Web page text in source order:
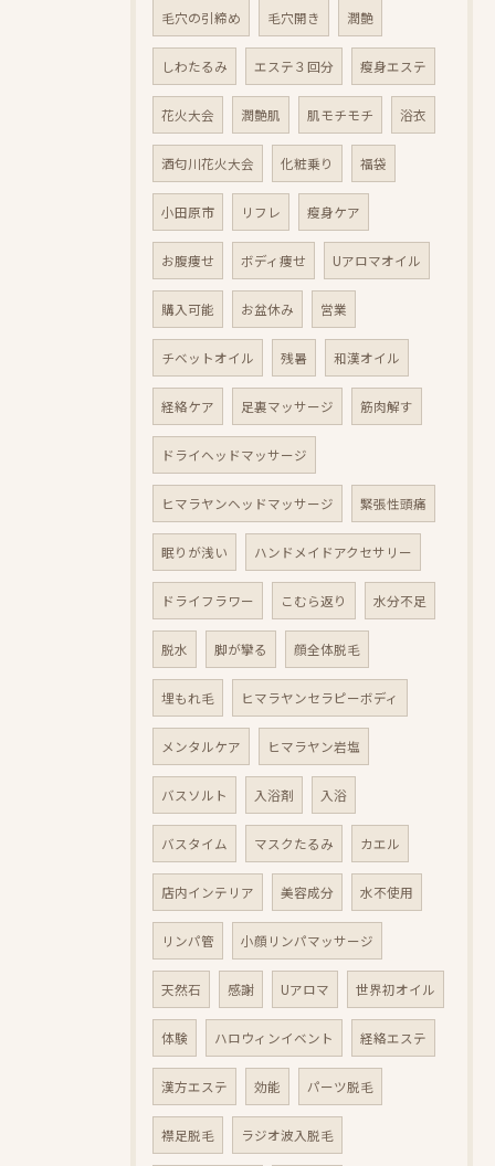
毛穴の引締め 毛穴開き 潤艶
しわたるみ エステ３回分 瘦身エステ
花火大会 潤艶肌 肌モチモチ 浴衣
酒匂川花火大会 化粧乗り 福袋
小田原市 リフレ 瘦身ケア
お腹痩せ ボディ痩せ Uアロマオイル
購入可能 お盆休み 営業
チベットオイル 残暑 和漢オイル
経絡ケア 足裏マッサージ 筋肉解す
ドライヘッドマッサージ
ヒマラヤンヘッドマッサージ 緊張性頭痛
眠りが浅い ハンドメイドアクセサリー
ドライフラワー こむら返り 水分不足
脱水 脚が攣る 顔全体脱毛
埋もれ毛 ヒマラヤンセラピーボディ
メンタルケア ヒマラヤン岩塩
バスソルト 入浴剤 入浴
バスタイム マスクたるみ カエル
店内インテリア 美容成分 水不使用
リンパ管 小顔リンパマッサージ
天然石 感謝 Uアロマ 世界初オイル
体験 ハロウィンイベント 経絡エステ
漢方エステ 効能 パーツ脱毛
襟足脱毛 ラジオ波入脱毛